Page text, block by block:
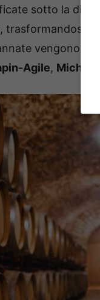
sotto la
, trasformandosi
vengono
Agile, Michou